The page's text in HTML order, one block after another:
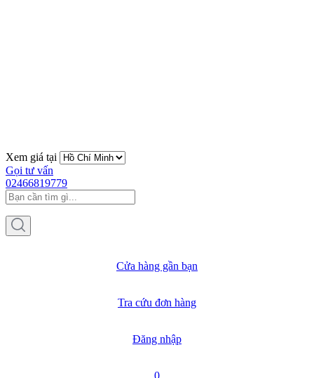
Xem giá tại
Gọi tư vấn
02466819779
Cửa hàng gần bạn
Tra cứu đơn hàng
Đăng nhập
0